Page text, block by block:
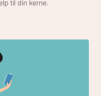
til din kerne.